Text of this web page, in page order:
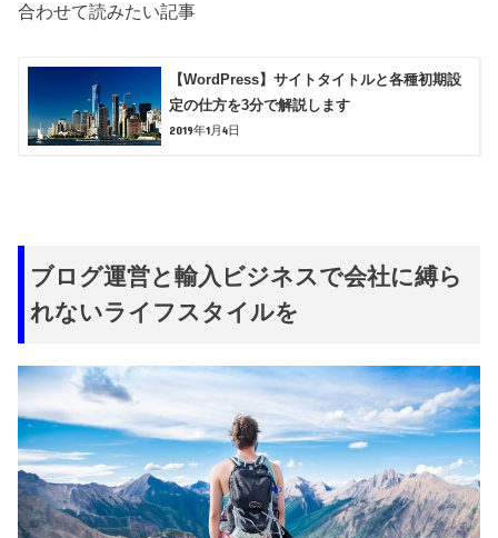
合わせて読みたい記事
【WordPress】サイトタイトルと各種初期設
定の仕方を3分で解説します
2019年1月4日
ブログ運営と輸入ビジネスで会社に縛ら
れないライフスタイルを